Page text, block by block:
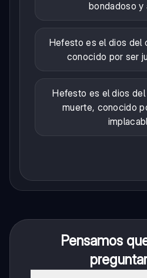
bondadoso y
Hefesto es el dios del
conocido por ser
Hefesto es el dios del
muerte, conocido
Pensamos